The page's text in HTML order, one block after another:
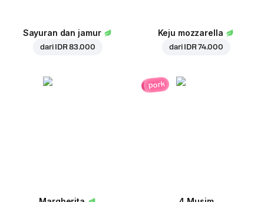
Sayuran dan jamur
dari IDR 83.000
Keju mozzarella
dari IDR 74.000
pork